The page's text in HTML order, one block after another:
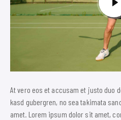
At vero eos et accusam et justo duo
kasd gubergren, no sea takimata
amet. Lorem ipsum dolor sit amet,